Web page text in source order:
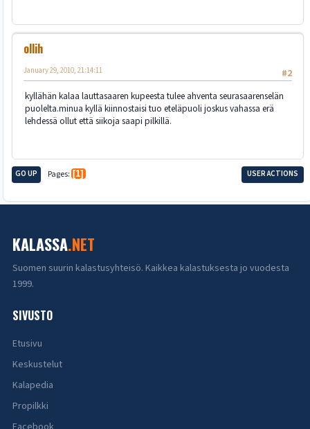
ollih
#2
January 29, 2010, 21:14:11
kyllähän kalaa lauttasaaren kupeesta tulee ahventa seurasaarenselän
puolelta.minua kyllä kiinnostaisi tuo eteläpuoli joskus vahassa erä
lehdessä ollut että siikoja saapi pilkillä.
GO UP Pages 1 USER ACTIONS
KALASSA.NET
Suomen suurin kalastusyhteisö. Kaikkea kalastuksesta jo vuodesta
1999.
SIVUSTO
Etusivu
Keskustelut
Kalapedia
Propilkki